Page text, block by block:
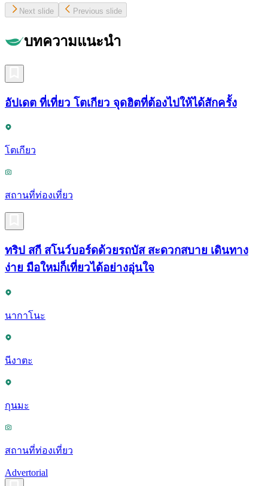
Next slide Previous slide
บทความแนะนำ
อัปเดต ที่เที่ยว โตเกียว จุดฮิตที่ต้องไปให้ได้สักครั้ง
โตเกียว
สถานที่ท่องเที่ยว
ทริป สกี สโนว์บอร์ดด้วยรถบัส สะดวกสบาย เดินทาง
ง่าย มือใหม่ก็เที่ยวได้อย่างอุ่นใจ
นากาโนะ
นีงาตะ
กุนมะ
สถานที่ท่องเที่ยว
Advertorial